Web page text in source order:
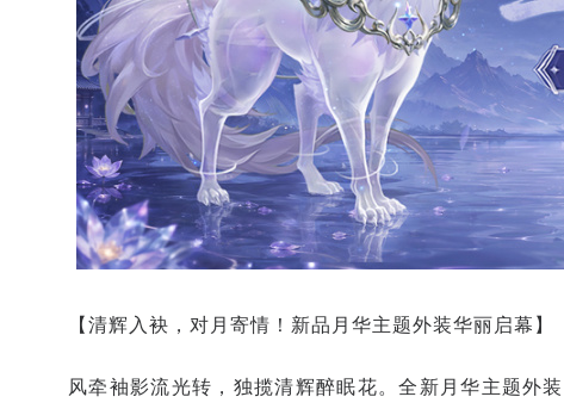
【清辉入袂，对月寄情！新品月华主题外装华丽启幕】
风牵袖影流光转，独揽清辉醉眠花。全新月华主题外